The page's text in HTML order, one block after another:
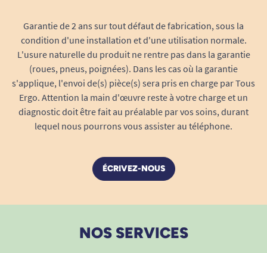
chaque jour en accompagnant le mouvement
pour passer en douceur de la position assise à
debout, sans à-coups ni sollicitation du dos ou
des bras. Parfait pour conserver indépendance et
sécurité, même quand la mobilité diminue.
Large amplitude d’inclinaison: idéal pour
tous les gabarits (personnes mesurant
Commandes intuitivesregroupées sur une
télécommande filaire à larges boutons
secousses, maintien optimal pendant tout
Un compagnon pratique au quotidien
Garantie de 2 ans sur tout défaut de fabrication, sous la
condition d'une installation et d'une utilisation normale.
L'usure naturelle du produit ne rentre pas dans la garantie
(roues, pneus, poignées). Dans les cas où la garantie
s'applique, l'envoi de(s) pièce(s) sera pris en charge par Tous
Ergo. Attention la main d'œuvre reste à votre charge et un
diagnostic doit être fait au préalable par vos soins, durant
lequel nous pourrons vous assister au téléphone.
ÉCRIVEZ-NOUS
NOS SERVICES